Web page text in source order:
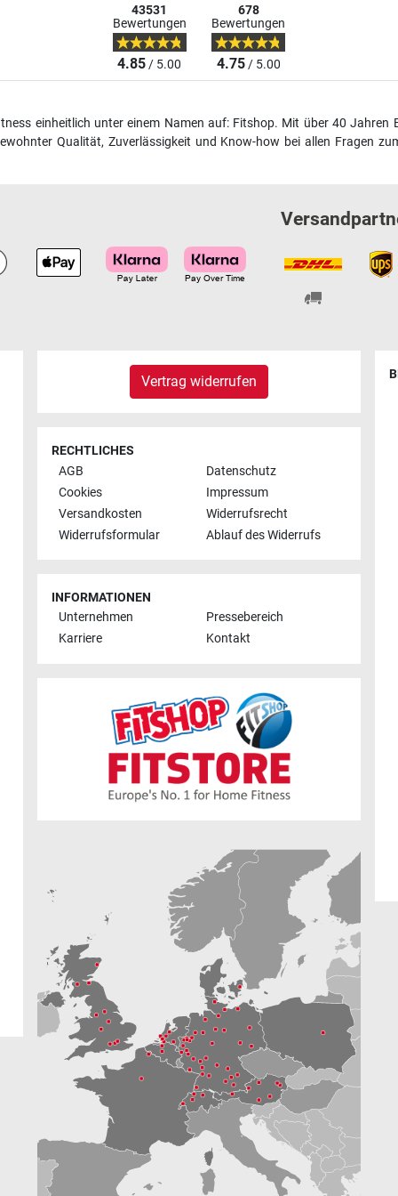
43531
Bewertungen
4.85/ 5.00
678
Bewertungen
4.75/ 5.00
einheitlich unter einem Namen auf: Fitshop. Mit über 40
Qualität, Zuverlässigkeit und Know-how bei allen Fragen
Vertrag widerrufen
RECHTLICHES
AGB
Datenschutz
Cookies
Impressum
Versandkosten
Widerrufsrecht
Widerrufsformular
Ablauf des Widerrufs
INFORMATIONEN
Unternehmen
Pressebereich
Karriere
Kontakt